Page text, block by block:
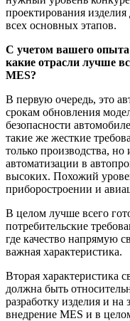
проектирования
всех основных этапов.
С учетом вашего опыта
какие отрасли лучше
MES?
В первую очередь, это
срокам обновления
безопасности
такие же жесткие
только производства,
автоматизации в
высоких. Похожий
приборостроении и
В целом лучше всего
потребительские
где качество напрямую
важная характеристика.
Вторая характеристика
должна быть
разработку изделия и на
внедрение MES и в